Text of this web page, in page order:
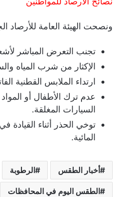
ونصحت الهيئة العامة للأرصاد
تجنب التعرض المباشر
الإكثار من شرب المياه
ارتداء الملابس القطنية
عدم ترك الأطفال أو المواد
السيارات المغلقة.
توخي الحذر أثناء القيادة
المائية.
أخبار الطقس الرطوبة
الطقس اليوم في المحافظات